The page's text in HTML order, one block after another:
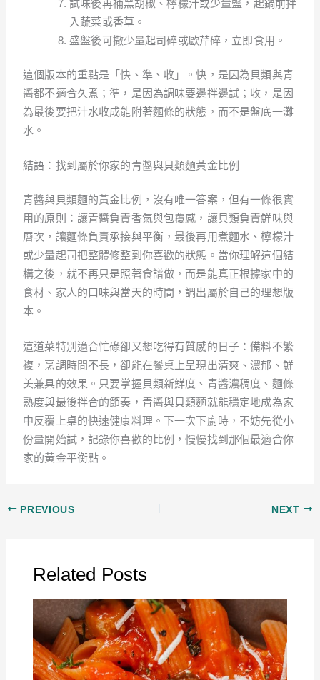
試味後再補黑胡椒、檸檬汁或少量鹽，起鍋前拌
入蔬菜或香草。
盛盤後可撒少量起司碎或歐芹碎，立即食用。
這個版本的重點是「快、準、收」。快，是因為貝類與青
醬都不適合久煮；準，是因為調味要邊拌邊試；收，是因
為最後要把汁水收成能附著麵條的狀態，而不是盤底一灘
水。
結語：找到屬於你家的青醬與貝類麵黃金比例
青醬與貝類麵的黃金比例，沒有唯一答案，但有一條很實
用的原則：讓青醬負責香氣與包覆感，讓貝類負責鮮味與
層次，讓麵條負責承接與平衡，最後再用煮麵水、檸檬汁
或少量起司把整體修整到你喜歡的狀態。當你理解這個結
構之後，就不再只是照著食譜做，而是能真正根據家中的
食材、家人的口味與當天的時間，調出屬於自己的理想版
本。
這道菜特別適合忙碌卻又想吃得有質感的日子：備料不繁
複，烹調時間不長，卻能在餐桌上呈現出清爽、濃郁、鮮
美兼具的效果。只要掌握貝類新鮮度、青醬濃稠度、麵條
熟度與最後拌合的節奏，青醬與貝類麵就能穩定地成為家
中反覆上桌的快速健康料理。下一次下廚時，不妨先從小
份量開始試，記錄你喜歡的比例，慢慢找到那個最適合你
家的黃金平衡點。
PREVIOUS NEXT
Related Posts